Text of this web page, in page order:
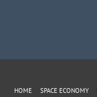
HOME SPACE ECONOMY